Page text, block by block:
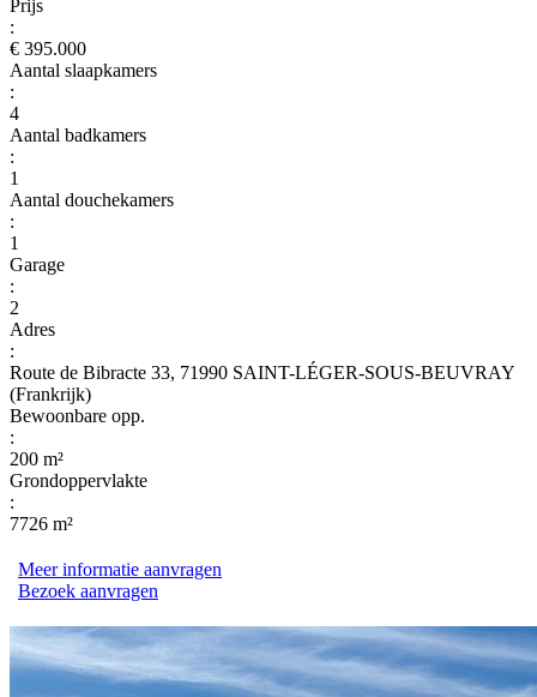
Prijs
:
€ 395.000
Aantal slaapkamers
:
4
Aantal badkamers
:
1
Aantal douchekamers
:
1
Garage
:
2
Adres
:
Route de Bibracte 33, 71990 SAINT-LÉGER-SOUS-BEUVRAY
(Frankrijk)
Bewoonbare opp.
:
200 m²
Grondoppervlakte
:
7726 m²
Meer informatie aanvragen
Bezoek aanvragen